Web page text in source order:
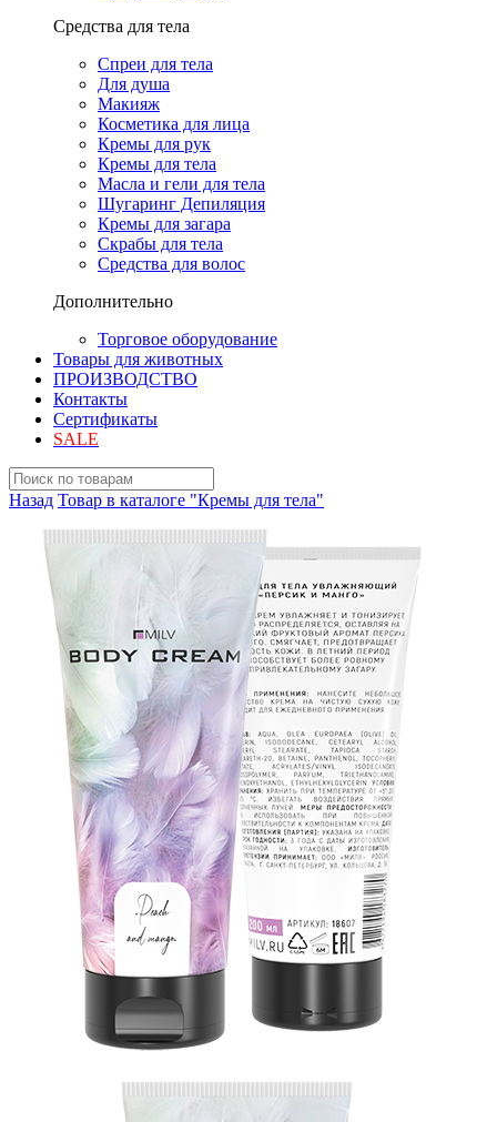
Средства для тела
Спреи для тела
Для душа
Макияж
Косметика для лица
Кремы для рук
Кремы для тела
Масла и гели для тела
Шугаринг Депиляция
Кремы для загара
Скрабы для тела
Средства для волос
Дополнительно
Торговое оборудование
Товары для животных
ПРОИЗВОДСТВО
Контакты
Сертификаты
SALE
Назад Товар в каталоге "Кремы для тела"